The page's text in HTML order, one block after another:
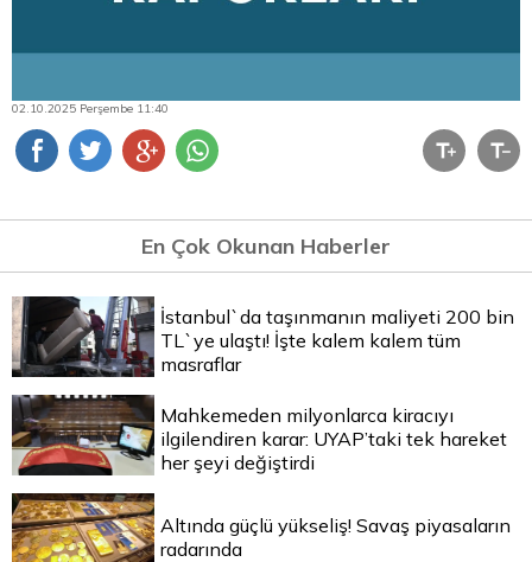
02.10.2025 Perşembe 11:40
En Çok Okunan Haberler
İstanbul`da taşınmanın maliyeti 200 bin
TL`ye ulaştı! İşte kalem kalem tüm
masraflar
Mahkemeden milyonlarca kiracıyı
ilgilendiren karar: UYAP’taki tek hareket
her şeyi değiştirdi
Altında güçlü yükseliş! Savaş piyasaların
radarında